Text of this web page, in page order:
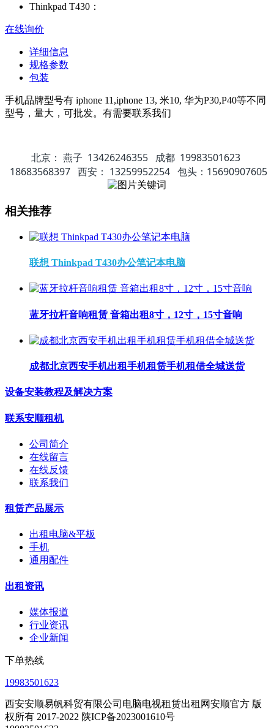
Thinkpad T430：
在线询价
详细信息
规格参数
包装
手机品牌型号有 iphone 11,iphone 13, 米10, 华为P30,P40等不同
型号，量大，可批发。有需要联系我们
北京： 燕子 13426246355 成都 19983501623
18683568397 西安： 13259952254 包头：15690907605
相关推荐
联想 Thinkpad T430办公笔记本电脑
蓝牙拉杆音响租赁 音箱出租8寸，12寸，15寸音响
成都北京西安手机出租手机租赁手机租借全城送货
设备安装教程及解决方案
联系安顺租机
公司简介
在线留言
在线反馈
联系我们
租赁产品展示
出租电脑&平板
手机
通用配件
出租资讯
媒体报道
行业资讯
企业新闻
下单热线
19983501623
西安安顺易帆科贸有限公司电脑电视租赁出租网安顺官方 版
权所有 2017-2022 陕ICP备2023001610号